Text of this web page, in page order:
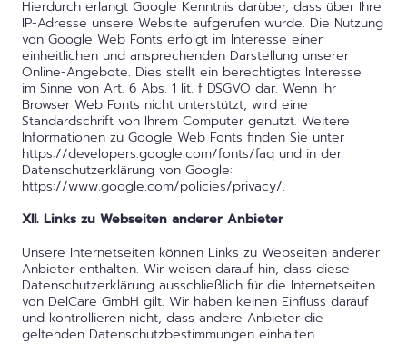
Hierdurch erlangt Google Kenntnis darüber, dass über Ihre
IP-Adresse unsere Website aufgerufen wurde. Die Nutzung
von Google Web Fonts erfolgt im Interesse einer
einheitlichen und ansprechenden Darstellung unserer
Online-Angebote. Dies stellt ein berechtigtes Interesse
im Sinne von Art. 6 Abs. 1 lit. f DSGVO dar. Wenn Ihr
Browser Web Fonts nicht unterstützt, wird eine
Standardschrift von Ihrem Computer genutzt. Weitere
Informationen zu Google Web Fonts finden Sie unter
https://developers.google.com/fonts/faq und in der
Datenschutzerklärung von Google:
https://www.google.com/policies/privacy/.
XII. Links zu Webseiten anderer Anbieter
Unsere Internetseiten können Links zu Webseiten anderer
Anbieter enthalten. Wir weisen darauf hin, dass diese
Datenschutzerklärung ausschließlich für die Internetseiten
von DelCare GmbH gilt. Wir haben keinen Einfluss darauf
und kontrollieren nicht, dass andere Anbieter die
geltenden Datenschutzbestimmungen einhalten.